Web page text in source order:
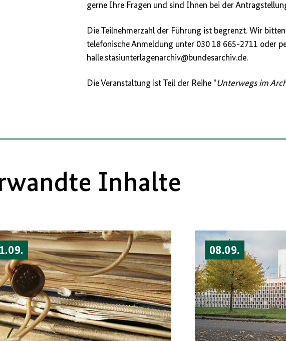
gerne Ihre Fragen und sind Ihnen bei der
Die Teilnehmerzahl der Führung ist begrenzt. Wir
telefonische Anmeldung unter 030 18 665-2711 oder
halle.stasiunterlagenarchiv@bundesarchiv.de.
Die Veranstaltung ist Teil der Reihe "Unterwegs im
Inhalte
08.09.